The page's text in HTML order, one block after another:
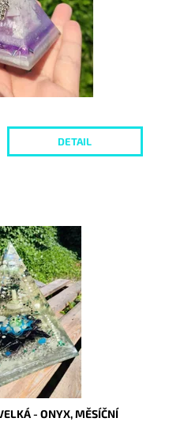
DETAIL
- ONYX, MĚSÍČNÍ